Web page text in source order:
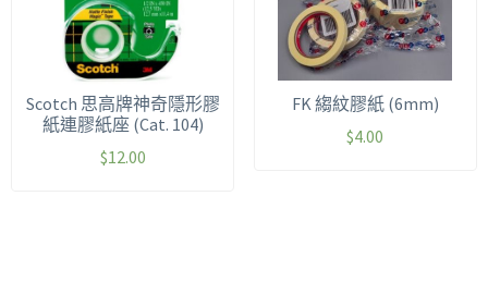
Scotch 思高牌神奇隱形膠
紙連膠紙座 (Cat. 104)
$12.00
FK 縐紋膠紙 (6mm)
$4.00